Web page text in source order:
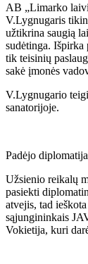
AB „Limarko
V.Lygnugaris
užtikrina saugią
sudėtinga. Išpirka
tik teisinių
sakė įmonės
V.Lygnugario
sanatorijoje.
Padėjo diplomatija
Užsienio reikalų
pasiekti
atvejis, tad
sąjungininkais
Vokietija, kuri